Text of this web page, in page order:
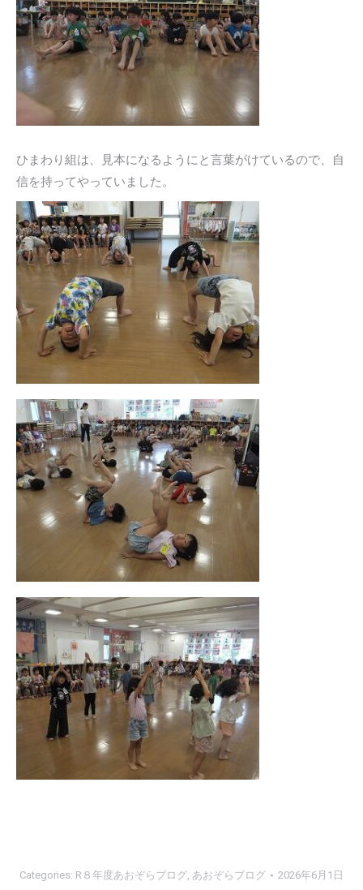
ひまわり組は、見本になるようにと言葉がけているので、自
信を持ってやっていました。
Categories: R８年度あおぞらブログ, あおぞらブログ 2026年6月1日